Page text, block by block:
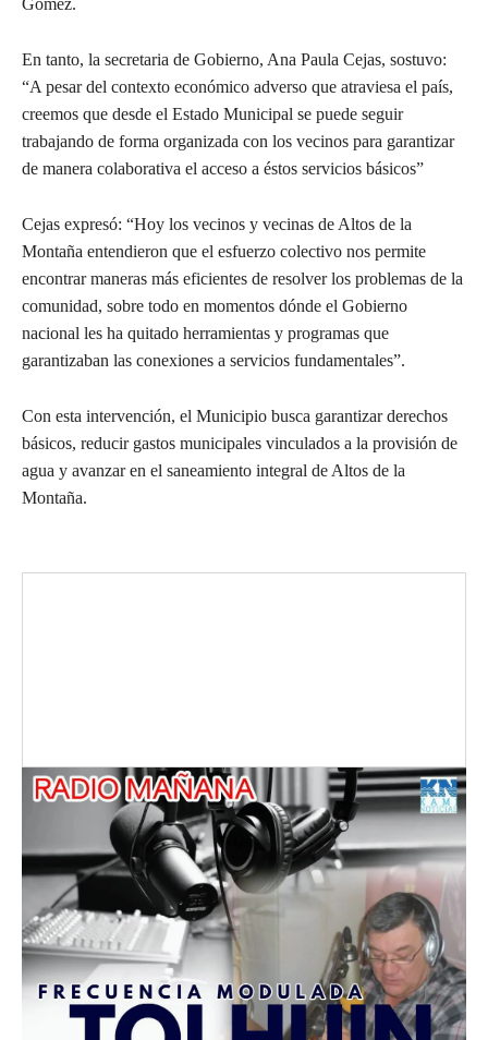
En tanto, la secretaria de Gobierno, Ana Paula Cejas, sostuvo:
“A pesar del contexto económico adverso que atraviesa el país,
creemos que desde el Estado Municipal se puede seguir
trabajando de forma organizada con los vecinos para garantizar
de manera colaborativa el acceso a éstos servicios básicos”
Cejas expresó: “Hoy los vecinos y vecinas de Altos de la
Montaña entendieron que el esfuerzo colectivo nos permite
encontrar maneras más eficientes de resolver los problemas de la
comunidad, sobre todo en momentos dónde el Gobierno
nacional les ha quitado herramientas y programas que
garantizaban las conexiones a servicios fundamentales”.
Con esta intervención, el Municipio busca garantizar derechos
básicos, reducir gastos municipales vinculados a la provisión de
agua y avanzar en el saneamiento integral de Altos de la
Montaña.